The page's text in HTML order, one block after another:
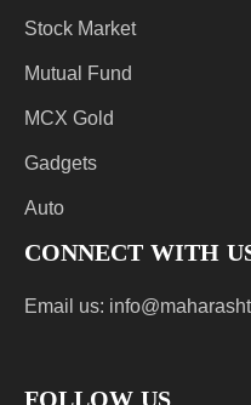
Stock Market
Mutual Fund
MCX Gold
Gadgets
Auto
CONNECT WITH
Email us: